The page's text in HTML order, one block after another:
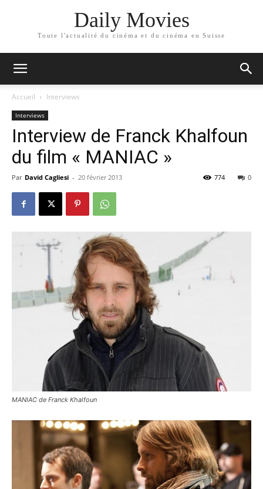
Daily Movies
Toute l'actualité du cinéma et du cinéma en Suisse
Accueil Interviews
Interviews
Interview de Franck Khalfoun
du film « MANIAC »
Par David Cagliesi - 20 février 2013 0
774
MANIAC de Franck Khalfoun